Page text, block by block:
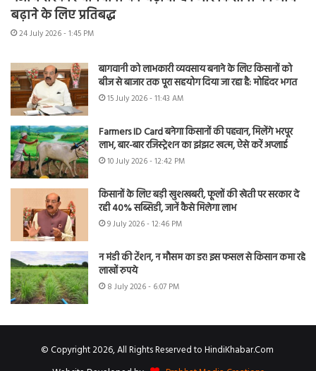
बढ़ाने के लिए प्रतिबद्ध
24 July 2026 - 1:45 PM
बागवानी को लाभकारी व्यवसाय बनाने के लिए किसानों को
बीज से बाजार तक पूरा सहयोग दिया जा रहा है: मोहिंदर भगत
15 July 2026 - 11:43 AM
Farmers ID Card बनेगा किसानों की पहचान, मिलेंगे भरपूर
लाभ, बार-बार रजिस्ट्रेशन का झंझट खत्म, ऐसे करें अप्लाई
10 July 2026 - 12:42 PM
किसानों के लिए बड़ी खुशखबरी, फूलों की खेती पर सरकार दे
रही 40% सब्सिडी, जानें कैसे मिलेगा लाभ
9 July 2026 - 12:46 PM
न मंडी की टेंशन, न मौसम का डर! इस फसल से किसान कमा रहे
लाखों रुपये
8 July 2026 - 6:07 PM
© Copyright 2026, All Rights Reserved to HindiKhabar.Com